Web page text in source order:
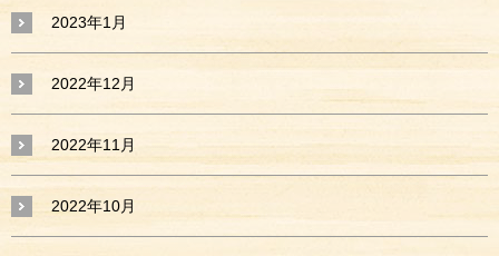
2023年1月
2022年12月
2022年11月
2022年10月